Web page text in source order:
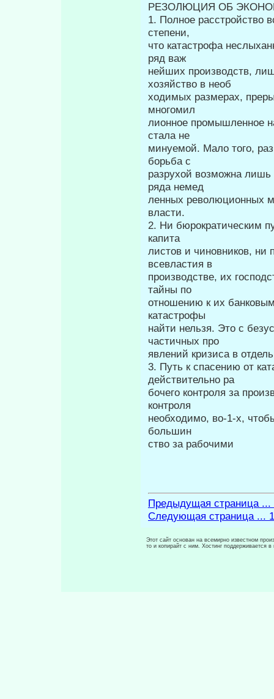
РЕЗОЛЮЦИЯ ОБ
1. Полное расстройство
степени,
что катастрофа
ряд важ­
нейших производств,
хозяйство в необ­
ходимых размерах,
многомил­
лионное промышленное
стала не­
минуемой. Мало того,
борьба с
разрухой возможна
ряда немед­
ленных революционных
власти.
2. Ни бюрократическим
капита­
листов и чиновников, ни
всевластия в
производстве, их
тайны по
отношению к их
катастрофы
найти нельзя. Это с
частичных про­
явлений кризиса в
3. Путь к спасению от
действительно ра­
бочего контроля за
контроля
необходимо, во-1-х,
большин­
ство за рабочими
Предыдущая страница ...
Следующая страница ...
Этот сайт основан на всемирно известном
то и копирайт с ним. Хостинг поддерживается